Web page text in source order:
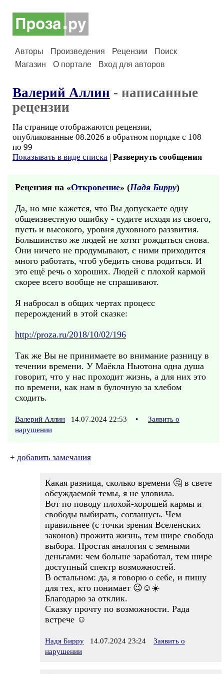
Авторы Произведения Рецензии
Поиск
Магазин
О портале Вход для авторов
Валерий Аллин - написанные
рецензии
На странице отображаются рецензии,
опубликованные 08.2026 в обратном порядке с 108
по 99
Показывать в виде списка | Развернуть сообщения
Рецензия на «Откровение» (Надя Бирру)
Да, но мне кажется, что Вы допускаете одну
общеизвестную ошибку - судите исходя из своего,
пусть и высокого, уровня духовного раззвития.
Большинство же людей не хотят рождаться снова.
Они ничего не продумывают, с ними приходится
много работать, чтоб убедить снова родиться. И
это ещё речь о хороших. Людей с плохой кармой
скорее всего вообще не спрашивают.
Я набросал в общих чертах процесс
перерождений в этой сказке:
http://proza.ru/2018/10/02/196
Так же Вы не принимаете во внимание разницу в
течении времени. У Маёкла Ньютона одна душа
говорит, что у нас проходит жизнь, а для них это
по времени, как нам в булочную за хлебом
сходить.
Валерий Аллин 14.07.2024 22:53 •
Заявить о
нарушении
+ добавить замечания
Какая разница, сколько времени 🤔 в свете
обсуждаемой темы, я не уловила.
Вот по поводу плохой-хорошей кармы и
свободы выбирать, соглашусь. Чем
правильнее (с точки зрения Вселенских
законов) прожита жизнь, тем шире свобода
выбора. Простая аналогия с земными
деньгами: чем больше заработал, тем шире
доступный спектр возможностей.
В остальном: да, я говорю о себе, и пишу
для тех, кто понимает 😉☺️☀️
Благодарю за отклик.
Сказку прочту по возможности. Рада
встрече ☺️
Надя Бирру 14.07.2024 23:24
Заявить о
нарушении